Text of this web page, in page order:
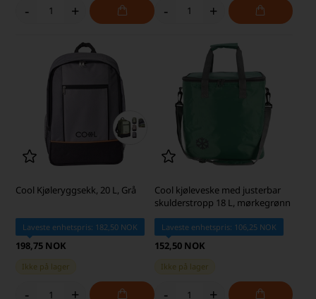
- + - +
Cool Kjøleryggsekk, 20 L, Grå
Laveste enhetspris: 182,50 NOK
198,75 NOK
Ikke på lager
- +
Cool kjøleveske med justerbar
skulderstropp 18 L, mørkegrønn
Laveste enhetspris: 106,25 NOK
152,50 NOK
Ikke på lager
- +